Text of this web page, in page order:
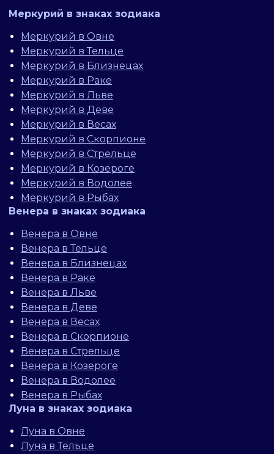
Меркурий в знаках зодиака
Меркурий в Овне
Меркурий в Тельце
Меркурий в Близнецах
Меркурий в Раке
Меркурий в Льве
Меркурий в Деве
Меркурий в Весах
Меркурий в Скорпионе
Меркурий в Стрельце
Меркурий в Козероге
Меркурий в Водолее
Меркурий в Рыбах
Венера в знаках зодиака
Венера в Овне
Венера в Тельце
Венера в Близнецах
Венера в Раке
Венера в Льве
Венера в Деве
Венера в Весах
Венера в Скорпионе
Венера в Стрельце
Венера в Козероге
Венера в Водолее
Венера в Рыбах
Луна в знаках зодиака
Луна в Овне
Луна в Тельце